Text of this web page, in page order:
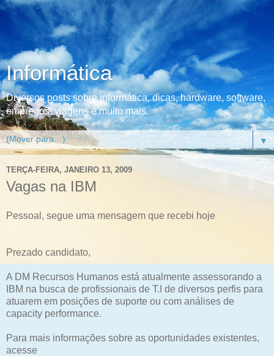
Informática
Diversos posts sobre informática, dicas, hardware, software,
empregos, viagens e muito mais.
▼
TERÇA-FEIRA, JANEIRO 13, 2009
Vagas na IBM
Pessoal, segue uma mensagem que recebi hoje
Prezado candidato,
A DM Recursos Humanos está atualmente assessorando a
IBM na busca de profissionais de T.I de diversos perfis para
atuarem em posições de suporte ou com análises de
capacity performance.
Para mais informações sobre as oportunidades existentes,
acesse